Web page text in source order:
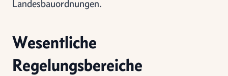
Landesbauordnungen.
Wesentliche
Regelungsbereiche